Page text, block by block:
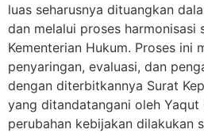
luas seharusnya dituangkan
dan melalui proses harmonisasi
Kementerian Hukum. Proses ini
penyaringan, evaluasi, dan
dengan diterbitkannya Surat
yang ditandatangani oleh Yaqut
perubahan kebijakan dilakukan